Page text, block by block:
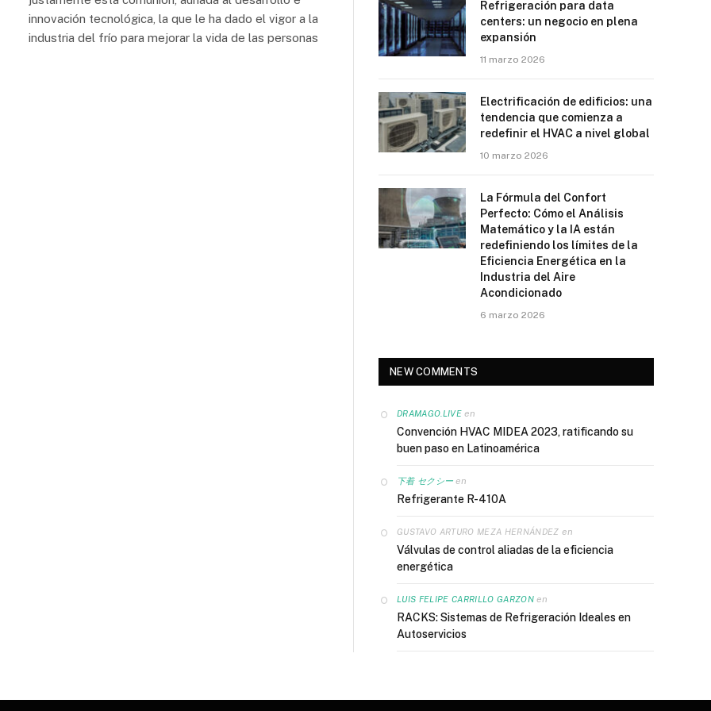
innovación tecnológica, la que le ha dado el vigor a la
industria del frío para mejorar la vida de las personas
Refrigeración para data
centers: un negocio en plena
expansión
11 marzo 2026
Electrificación de edificios: una
tendencia que comienza a
redefinir el HVAC a nivel global
10 marzo 2026
La Fórmula del Confort
Perfecto: Cómo el Análisis
Matemático y la IA están
redefiniendo los límites de la
Eficiencia Energética en la
Industria del Aire
Acondicionado
6 marzo 2026
NEW COMMENTS
DRAMAGO.LIVEen
Convención HVAC MIDEA 2023, ratificando su
buen paso en Latinoamérica
下着 セクシー en
Refrigerante R-410A
GUSTAVO ARTURO MEZA HERNÁNDEZ en
Válvulas de control aliadas de la eficiencia
energética
LUIS FELIPE CARRILLO GARZONen
RACKS: Sistemas de Refrigeración Ideales en
Autoservicios